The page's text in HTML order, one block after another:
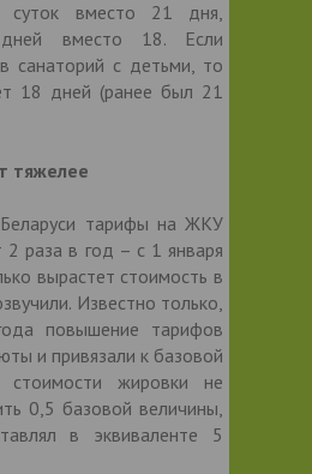
суток вместо 21 дня,
вместо 18. Если
санаторий с детьми, то
18 дней (ранее был 21
тяжелее
тарифы на ЖКУ
2 раза в год – с 1 января
вырастет стоимость в
Известно только,
повышение тарифов
и привязали к базовой
стоимости жировки не
0,5 базовой величины,
в эквиваленте 5